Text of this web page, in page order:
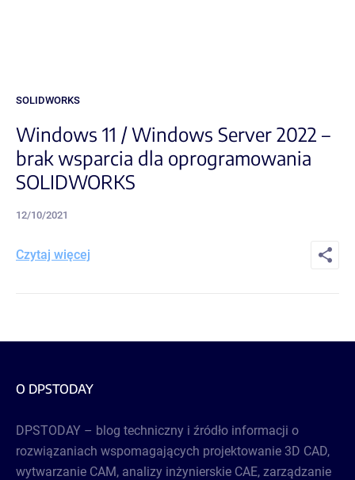
SOLIDWORKS
Windows 11 / Windows Server 2022 –
brak wsparcia dla oprogramowania
SOLIDWORKS
12/10/2021
Czytaj więcej
O DPSTODAY
DPSTODAY – blog techniczny i źródło informacji o
rozwiązaniach wspomagających projektowanie 3D CAD,
wytwarzanie CAM, analizy inżynierskie CAE, zarządzanie